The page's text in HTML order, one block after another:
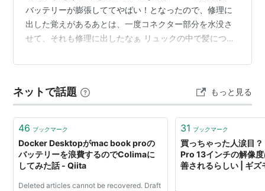
バッテリーが膨張しててやばい！となったので、修理に
出した覚えがあるあとは、一度コネクター部分を水没さ
せて、それも修理に出したなぁ リュックの中で髪につけ
ったみたい それでUSBポートが使えなくなった今回、い
たというのも、使ってるとファンがすごく回転して、
mac book本体がかなり熱を持つので・・・ ファン周辺
のホコリがすごいこのホコリは、エアダスターで吹き飛
ネットで話題 もっと見る
46 ブックマーク
Docker Desktopがmac book proの
バッテリーを浪費するのでColimaに
してみた話 - Qiita
Deleted articles cannot be recovered. Draft
31 ブックマーク
買っちゃった人涙目
Pro 13インチの解像
善されるらしい | ギズ